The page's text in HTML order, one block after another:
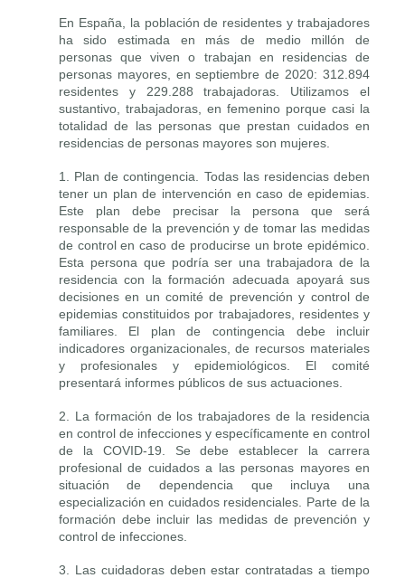
En España, la población de residentes y trabajadores
ha sido estimada en más de medio millón de
personas que viven o trabajan en residencias de
personas mayores, en septiembre de 2020: 312.894
residentes y 229.288 trabajadoras. Utilizamos el
sustantivo, trabajadoras, en femenino porque casi la
totalidad de las personas que prestan cuidados en
residencias de personas mayores son mujeres.
1. Plan de contingencia. Todas las residencias deben
tener un plan de intervención en caso de epidemias.
Este plan debe precisar la persona que será
responsable de la prevención y de tomar las medidas
de control en caso de producirse un brote epidémico.
Esta persona que podría ser una trabajadora de la
residencia con la formación adecuada apoyará sus
decisiones en un comité de prevención y control de
epidemias constituidos por trabajadores, residentes y
familiares. El plan de contingencia debe incluir
indicadores organizacionales, de recursos materiales
y profesionales y epidemiológicos. El comité
presentará informes públicos de sus actuaciones.
2. La formación de los trabajadores de la residencia
en control de infecciones y específicamente en control
de la COVID-19. Se debe establecer la carrera
profesional de cuidados a las personas mayores en
situación de dependencia que incluya una
especialización en cuidados residenciales. Parte de la
formación debe incluir las medidas de prevención y
control de infecciones.
3. Las cuidadoras deben estar contratadas a tiempo